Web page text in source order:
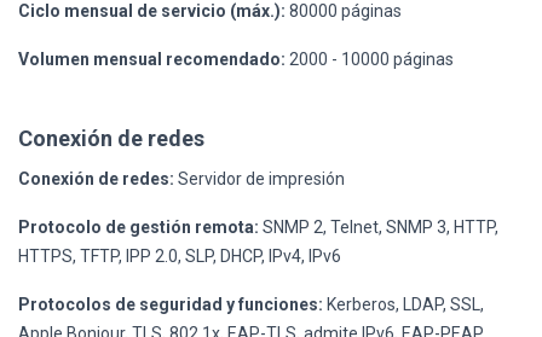
Ciclo mensual de servicio (máx.): 80000 páginas
Volumen mensual recomendado: 2000 - 10000 páginas
Conexión de redes
Conexión de redes: Servidor de impresión
Protocolo de gestión remota: SNMP 2, Telnet, SNMP 3, HTTP,
HTTPS, TFTP, IPP 2.0, SLP, DHCP, IPv4, IPv6
Protocolos de seguridad y funciones: Kerberos, LDAP, SSL,